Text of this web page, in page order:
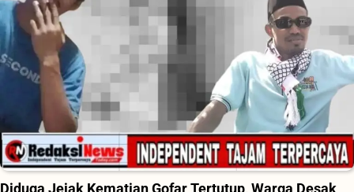
Diduga Jejak Kematian Gofar Tertutup, Warga Desak